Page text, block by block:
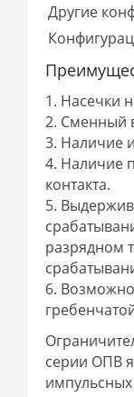
Другие
1. Насечки
2. Сменный
3. Наличие
4. Наличие
контакта.
5.
разрядном
6.
серии ОПВ